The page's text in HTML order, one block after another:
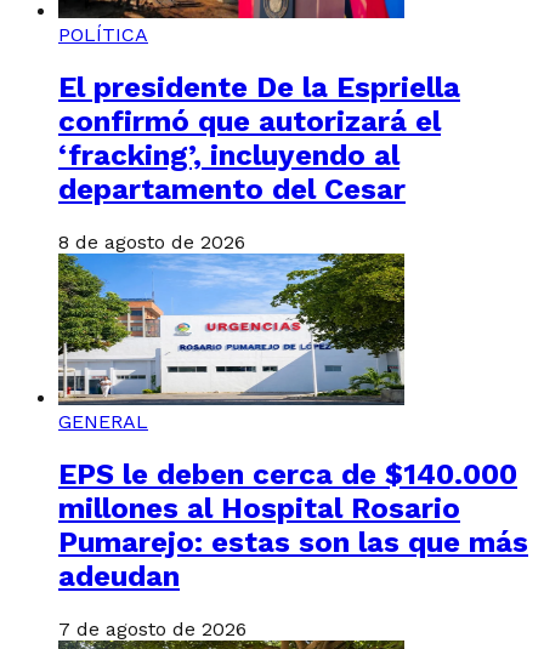
POLÍTICA
El presidente De la Espriella
confirmó que autorizará el
‘fracking’, incluyendo al
departamento del Cesar
8 de agosto de 2026
GENERAL
EPS le deben cerca de $140.000
millones al Hospital Rosario
Pumarejo: estas son las que más
adeudan
7 de agosto de 2026